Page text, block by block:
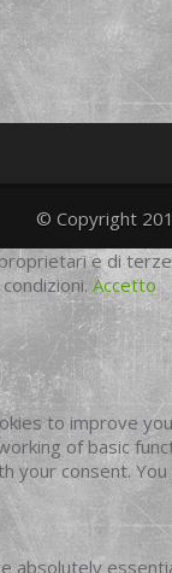
© Copyright
e di
Accetto
to improve
of basic
your consent.
absolutely